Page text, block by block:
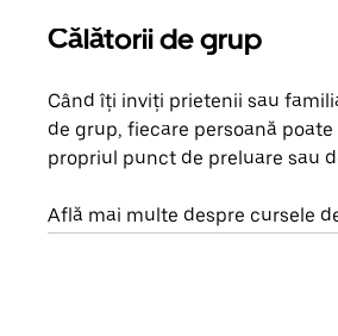
Călătorii de grup
Când îți inviți prietenii sau
de grup, fiecare persoană
propriul punct de preluare sau
Află mai multe despre cursele